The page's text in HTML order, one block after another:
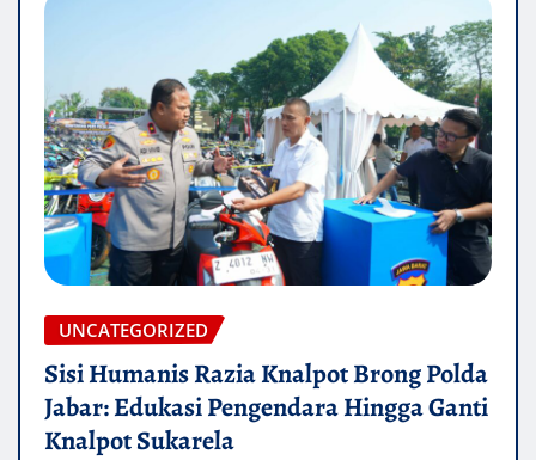
UNCATEGORIZED
Sisi Humanis Razia Knalpot Brong Polda
Jabar: Edukasi Pengendara Hingga Ganti
Knalpot Sukarela